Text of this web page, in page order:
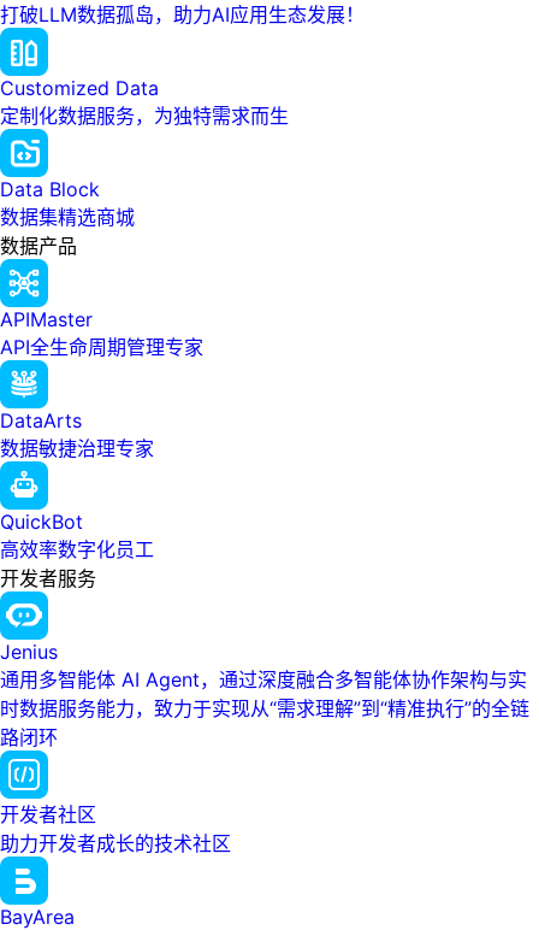
打破LLM数据孤岛，助力AI应用生态发展！
Customized Data
定制化数据服务，为独特需求而生
Data Block
数据集精选商城
数据产品
APIMaster
API全生命周期管理专家
DataArts
数据敏捷治理专家
QuickBot
高效率数字化员工
开发者服务
Jenius
通用多智能体 AI Agent，通过深度融合多智能体协作架构与实
时数据服务能力，致力于实现从“需求理解”到“精准执行”的全链
路闭环
开发者社区
助力开发者成长的技术社区
BayArea